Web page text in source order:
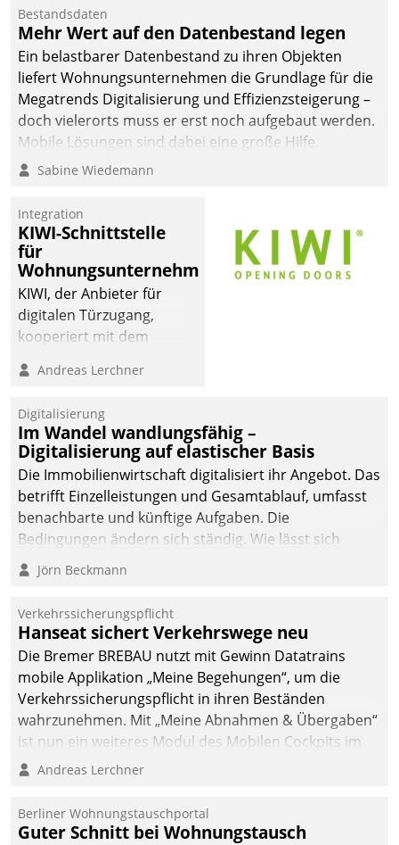
Datatrain. Die meravis
Wohnungsbau- und
Immobilien GmbH hat
sich dabei für den Betrieb
der Lösung über die SAP
Cloud Platform
entschieden - als erstes
Unternehmen am
Bestandsdaten
Mehr Wert auf den Datenbestand legen
Ein belastbarer Datenbestand zu ihren Objekten
liefert Wohnungsunternehmen die Grundlage für die
Megatrends Digitalisierung und Effizienzsteigerung –
doch vielerorts muss er erst noch aufgebaut werden.
Mobile Lösungen sind dabei eine große Hilfe.
Sabine Wiedemann
Integration
KIWI-Schnittstelle
für
Wohnungsunternehmen
KIWI, der Anbieter für
digitalen Türzugang,
kooperiert mit dem
Softwareentwicklungshaus
Andreas Lerchner
Digitalisierung
Im Wandel wandlungsfähig –
Digitalisierung auf elastischer Basis
Die Immobilienwirtschaft digitalisiert ihr Angebot. Das
betrifft Einzelleistungen und Gesamtablauf, umfasst
benachbarte und künftige Aufgaben. Die
Bedingungen ändern sich ständig. Wie lässt sich
technisch die Kontrolle wahren und zugleich Freiraum
fürs Wachsen öffnen?
Jörn Beckmann
Verkehrssicherungspflicht
Hanseat sichert Verkehrswege neu
Die Bremer BREBAU nutzt mit Gewinn Datatrains
mobile Applikation „Meine Begehungen“, um die
Verkehrssicherungspflicht in ihren Beständen
wahrzunehmen. Mit „Meine Abnahmen & Übergaben“
ist nun ein weiteres Modul des Mobilen Cockpits im
Einsatz.
Andreas Lerchner
Berliner Wohnungstauschportal
Guter Schnitt bei Wohnungstausch